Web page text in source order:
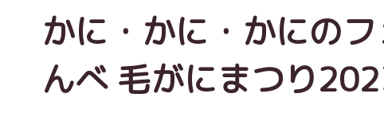
かに・かに・かにの
んべ 毛がにまつり